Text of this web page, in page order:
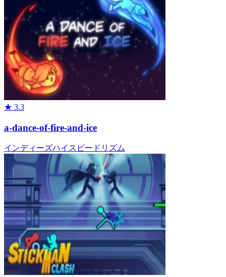
★ 3.3
a-dance-of-fire-and-ice
インディーズハイスピード リズム